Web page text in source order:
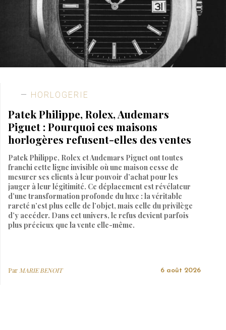
HORLOGERIE
Patek Philippe, Rolex, Audemars
Piguet : Pourquoi ces maisons
horlogères refusent-elles des ventes
Patek Philippe, Rolex et Audemars Piguet ont toutes
franchi cette ligne invisible où une maison cesse de
mesurer ses clients à leur pouvoir d’achat pour les
jauger à leur légitimité. Ce déplacement est révélateur
d’une transformation profonde du luxe : la véritable
rareté n’est plus celle de l’objet, mais celle du privilège
d’y accéder. Dans cet univers, le refus devient parfois
plus précieux que la vente elle-même.
Par MARIE BENOIT 6 août 2026